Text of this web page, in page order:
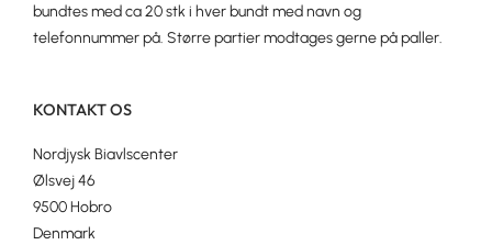
bundtes med ca 20 stk i hver bundt med navn og
telefonnummer på. Større partier modtages gerne på paller.
KONTAKT OS
Nordjysk Biavlscenter
Ølsvej 46
9500 Hobro
Denmark